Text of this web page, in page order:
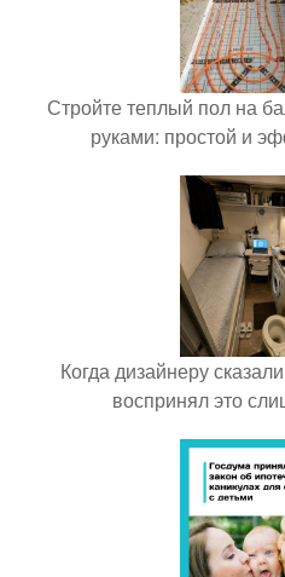
Стройте теплый пол на
руками: простой и
Когда дизайнеру
воспринял это